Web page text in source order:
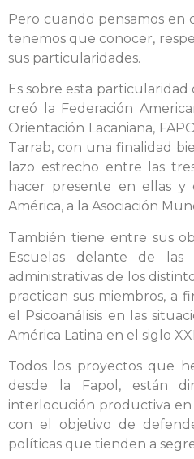
Pero cuando pensamos en
tenemos que conocer,
sus particularidades.
Es sobre esta particularidad
creó la Federación
Orientación Lacaniana,
Tarrab, con una finalidad
lazo estrecho entre las
hacer presente en ellas
América, a la Asociación
También tiene entre sus
Escuelas delante de las
administrativas de los
practican sus miembros, a
el Psicoanálisis en las
América Latina en el siglo
Todos los proyectos que
desde la Fapol, están
interlocución productiva en
con el objetivo de
políticas que tienden a